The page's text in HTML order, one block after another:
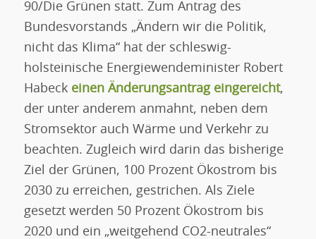
90/Die Grünen statt. Zum Antrag des
Bundesvorstands „Ändern wir die Politik,
nicht das Klima“ hat der schleswig-
holsteinische Energiewendeminister Robert
Habeck einen Änderungsantrag eingereicht,
der unter anderem anmahnt, neben dem
Stromsektor auch Wärme und Verkehr zu
beachten. Zugleich wird darin das bisherige
Ziel der Grünen, 100 Prozent Ökostrom bis
2030 zu erreichen, gestrichen. Als Ziele
gesetzt werden 50 Prozent Ökostrom bis
2020 und ein „weitgehend CO2-neutrales“